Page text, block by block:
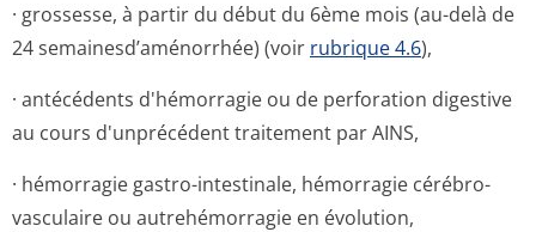
· grossesse, à partir du début du 6ème mois (au-delà de
24 semainesd’a­ménorrhée) (voir rubrique 4.6),
· antécédents d'hémorragie ou de perforation digestive
au cours d'unprécédent traitement par AINS,
· hémorragie gastro-intestinale, hémorragie cérébro-
vasculaire ou autrehémorragie en évolution,